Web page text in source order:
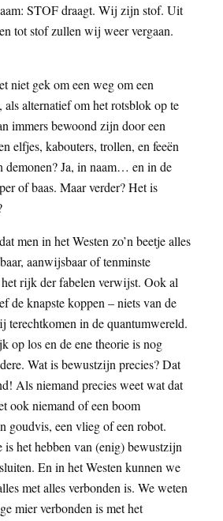
STOF draagt. Wij zijn stof. Uit
tot stof zullen wij weer vergaan.
niet gek om een weg om een
als alternatief om het rotsblok op te
immers bewoond zijn door een
elfjes, kabouters, trollen, en feeën
demonen? Ja, in naam… en in de
of baas. Maar verder? Het is
men in het Westen zo’n beetje alles
aanwijsbaar of tenminste
het rijk der fabelen verwijst. Ook al
de knapste koppen – niets van de
in de quantumwereld.
op los en de ene theorie is nog
Wat is bewustzijn precies? Dat
Als niemand precies weet wat dat
ook niemand of een boom
goudvis, een vlieg of een robot.
is het hebben van (enig) bewustzijn
En in het Westen kunnen we
met alles verbonden is. We weten
mier verbonden is met het